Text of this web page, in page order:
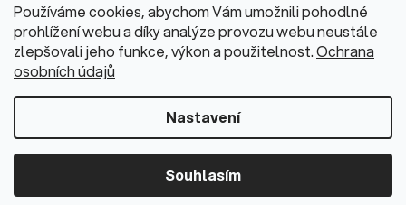
Používáme cookies, abychom Vám umožnili pohodlné
prohlížení webu a díky analýze provozu webu neustále
zlepšovali jeho funkce, výkon a použitelnost.Ochrana
osobních údajů
Nastavení
Souhlasím
© 2026 Firemní krabičky
Dominik Fabík